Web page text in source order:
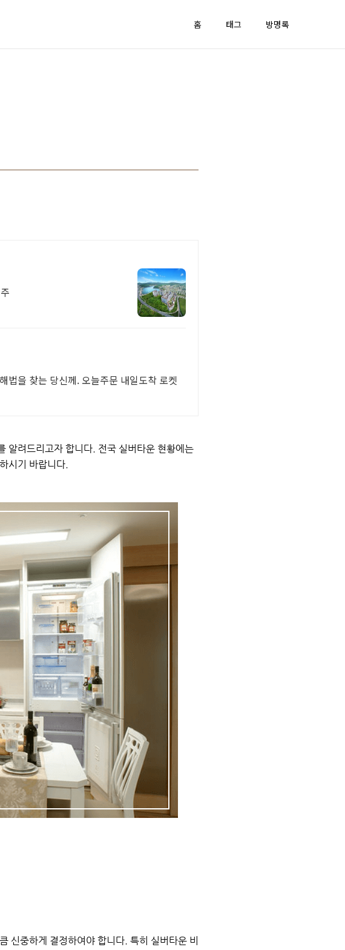
홈 태그 방명록
법을 찾는 당신께. 오늘주문 내일도착 로켓
알려드리고자 합니다. 전국 실버타운 현황에는
시기 바랍니다.
신중하게 결정하여야 합니다. 특히 실버타운 비